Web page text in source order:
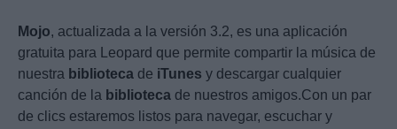
Mojo, actualizada a la versión 3.2, es una aplicación
gratuita para Leopard que permite compartir la música de
nuestra biblioteca de iTunes y descargar cualquier
canción de la biblioteca de nuestros amigos.Con un par
de clics estaremos listos para navegar, escuchar y